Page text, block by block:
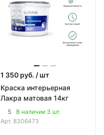
1 350 руб. / шт
Краска интерьерная
Лакра матовая 14кг
5
В наличии 3 шт.
Арт. 8306473